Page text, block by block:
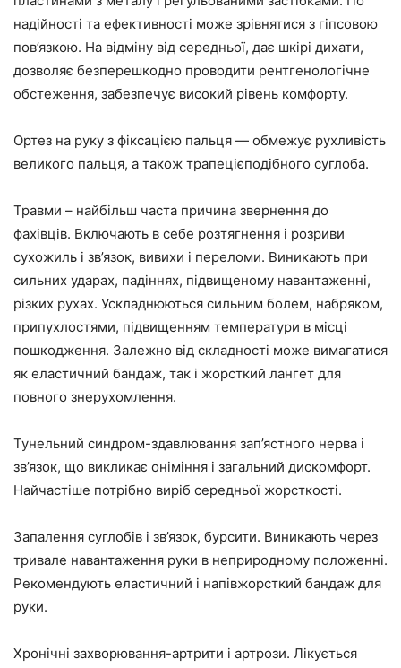
надійності та ефективності може зрівнятися з гіпсовою
пов’язкою. На відміну від середньої, дає шкірі дихати,
дозволяє безперешкодно проводити рентгенологічне
обстеження, забезпечує високий рівень комфорту.
Ортез на руку з фіксацією пальця — обмежує рухливість
великого пальця, а також трапецієподібного суглоба.
Травми – найбільш часта причина звернення до
фахівців. Включають в себе розтягнення і розриви
сухожиль і зв’язок, вивихи і переломи. Виникають при
сильних ударах, падіннях, підвищеному навантаженні,
різких рухах. Ускладнюються сильним болем, набряком,
припухлостями, підвищенням температури в місці
пошкодження. Залежно від складності може вимагатися
як еластичний бандаж, так і жорсткий лангет для
повного знерухомлення.
Тунельний синдром-здавлювання зап’ястного нерва і
зв’язок, що викликає оніміння і загальний дискомфорт.
Найчастіше потрібно виріб середньої жорсткості.
Запалення суглобів і зв’язок, бурсити. Виникають через
тривале навантаження руки в неприродному положенні.
Рекомендують еластичний і напівжорсткий бандаж для
руки.
Хронічні захворювання-артрити і артрози. Лікується